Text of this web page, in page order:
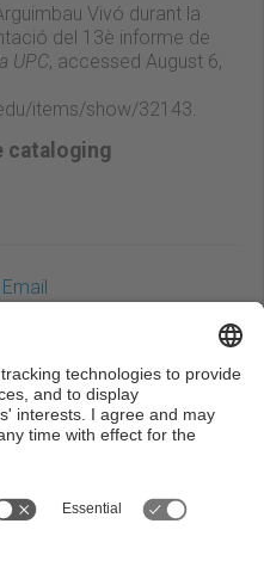
Vivó durant la
del 13è informe de
UPC, accessed August 6,
items/show/32143
cataloging
Email
on this work is
license:Attribution-